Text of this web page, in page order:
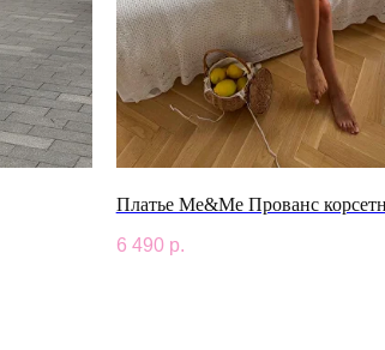
Платье Me&Me Прованс
6 490 р.